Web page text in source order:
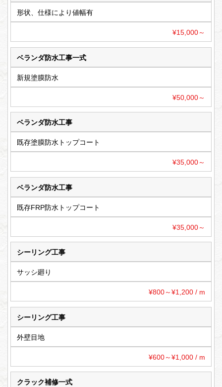
形状、仕様により値幅有
¥15,000～
ベランダ防水工事一式
新規塗膜防水
¥50,000～
ベランダ防水工事
既存塗膜防水トップコート
¥35,000～
ベランダ防水工事
既存FRP防水トップコート
¥35,000～
シーリング工事
サッシ廻り
¥800～¥1,200 / m
シーリング工事
外壁目地
¥600～¥1,000 / m
クラック補修一式